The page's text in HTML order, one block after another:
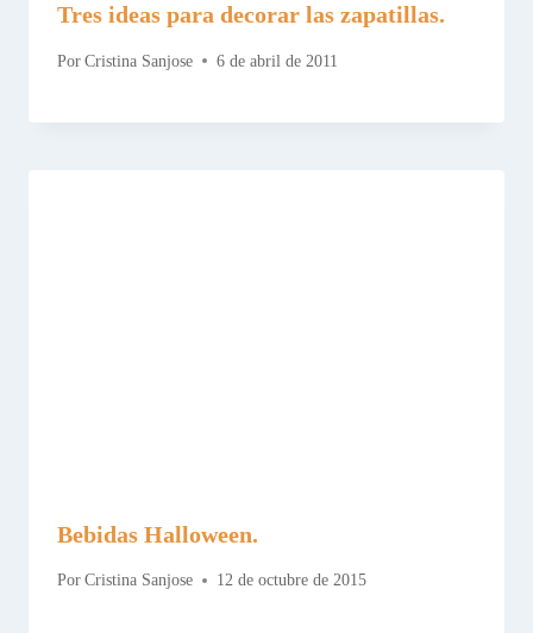
Tres ideas para decorar las zapatillas.
Por Cristina Sanjose 6 de abril de 2011
Bebidas Halloween.
Por Cristina Sanjose 12 de octubre de 2015